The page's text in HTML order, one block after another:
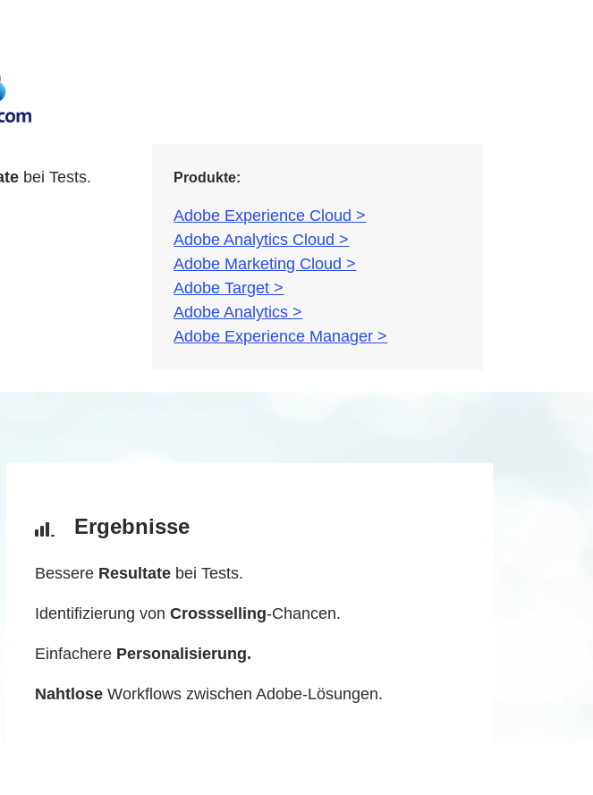
bei Tests. Produkte:
Adobe Experience Cloud >
Adobe Analytics Cloud >
Adobe Marketing Cloud >
Adobe Target >
Adobe Analytics >
Adobe Experience Manager >
Ergebnisse
Bessere Resultatebei Tests.
Identifizierung von Crossselling-Chancen.
Einfachere Personalisierung.
NahtloseWorkflows zwischen Adobe-Lösungen.